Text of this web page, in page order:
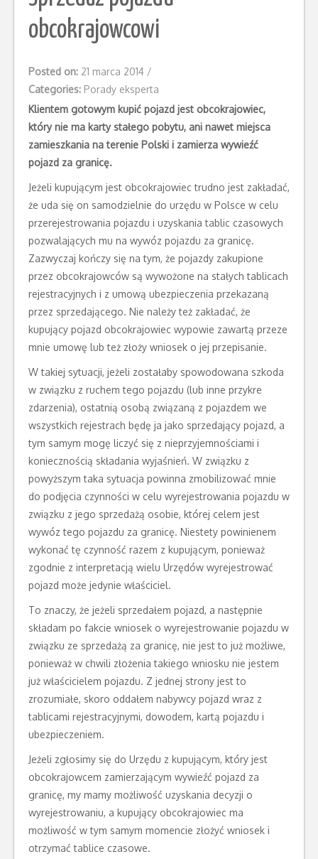
obcokrajowcowi
Posted on: 21 marca 2014 /
Categories: Porady eksperta
Klientem gotowym kupić pojazd jest obcokrajowiec,
który nie ma karty stałego pobytu, ani nawet miejsca
zamieszkania na terenie Polski i zamierza wywieźć
pojazd za granicę.
Jeżeli kupującym jest obcokrajowiec trudno jest zakładać,
że uda się on samodzielnie do urzędu w Polsce w celu
przerejestrowania pojazdu i uzyskania tablic czasowych
pozwalających mu na wywóz pojazdu za granicę.
Zazwyczaj kończy się na tym, że pojazdy zakupione
przez obcokrajowców są wywożone na stałych tablicach
rejestracyjnych i z umową ubezpieczenia przekazaną
przez sprzedającego. Nie należy też zakładać, że
kupujący pojazd obcokrajowiec wypowie zawartą przeze
mnie umowę lub też złoży wniosek o jej przepisanie.
W takiej sytuacji, jeżeli zostałaby spowodowana szkoda
w związku z ruchem tego pojazdu (lub inne przykre
zdarzenia), ostatnią osobą związaną z pojazdem we
wszystkich rejestrach będę ja jako sprzedający pojazd, a
tym samym mogę liczyć się z nieprzyjemnościami i
koniecznością składania wyjaśnień. W związku z
powyższym taka sytuacja powinna zmobilizować mnie
do podjęcia czynności w celu wyrejestrowania pojazdu w
związku z jego sprzedażą osobie, której celem jest
wywóz tego pojazdu za granicę. Niestety powinienem
wykonać tę czynność razem z kupującym, ponieważ
zgodnie z interpretacją wielu Urzędów wyrejestrować
pojazd może jedynie właściciel.
To znaczy, że jeżeli sprzedałem pojazd, a następnie
składam po fakcie wniosek o wyrejestrowanie pojazdu w
związku ze sprzedażą za granicę, nie jest to już możliwe,
ponieważ w chwili złożenia takiego wniosku nie jestem
już właścicielem pojazdu. Z jednej strony jest to
zrozumiałe, skoro oddałem nabywcy pojazd wraz z
tablicami rejestracyjnymi, dowodem, kartą pojazdu i
ubezpieczeniem.
Jeżeli zgłosimy się do Urzędu z kupującym, który jest
obcokrajowcem zamierzającym wywieźć pojazd za
granicę, my mamy możliwość uzyskania decyzji o
wyrejestrowaniu, a kupujący obcokrajowiec ma
możliwość w tym samym momencie złożyć wniosek i
otrzymać tablice czasowe.